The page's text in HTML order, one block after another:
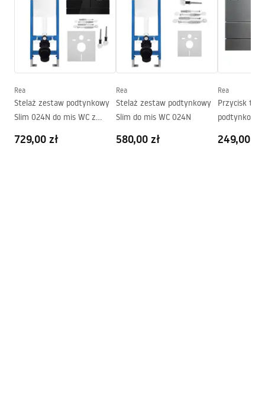
Ceramika sanitarna
Szerokość (mm):
355
Wysokość (mm):
350 mm
Deska w zestawie:
Tak, biała
Rea
Stelaż zestaw podtynkowy
Slim 024N do mis WC z
729,00 zł
Rea
Stelaż zestaw podtynkowy
Slim do mis WC 024N
580,00 zł
Rea
Przycisk
249,00 zł